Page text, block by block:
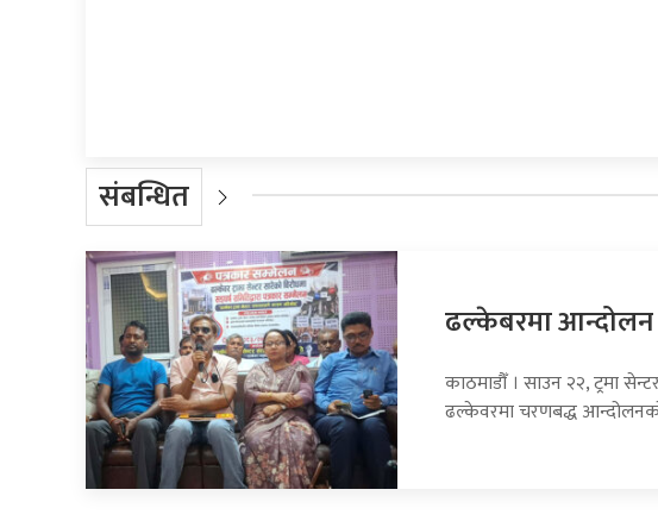
संबन्धित
ढल्केबरमा आन्दोलन
काठमाडौँ । साउन २२, ट्रमा
ढल्केवरमा चरणबद्ध